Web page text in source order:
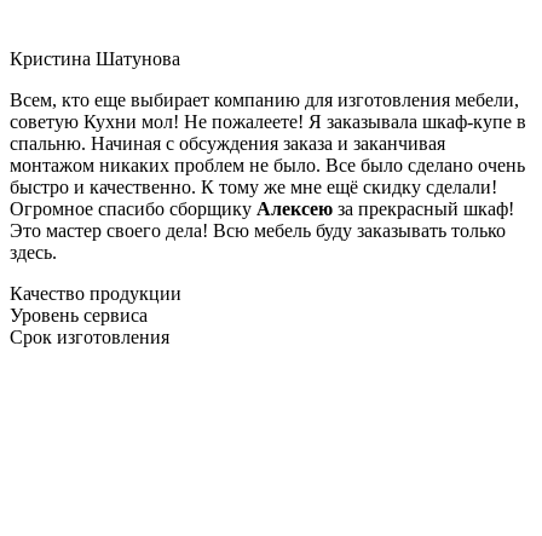
Кристина Шатунова
Всем, кто еще выбирает компанию для изготовления мебели,
советую Кухни мол! Не пожалеете! Я заказывала шкаф-купе в
спальню. Начиная с обсуждения заказа и заканчивая
монтажом никаких проблем не было. Все было сделано очень
быстро и качественно. К тому же мне ещё скидку сделали!
Огромное спасибо сборщику Алексею за прекрасный шкаф!
Это мастер своего дела! Всю мебель буду заказывать только
здесь.
Качество продукции
Уровень сервиса
Срок изготовления